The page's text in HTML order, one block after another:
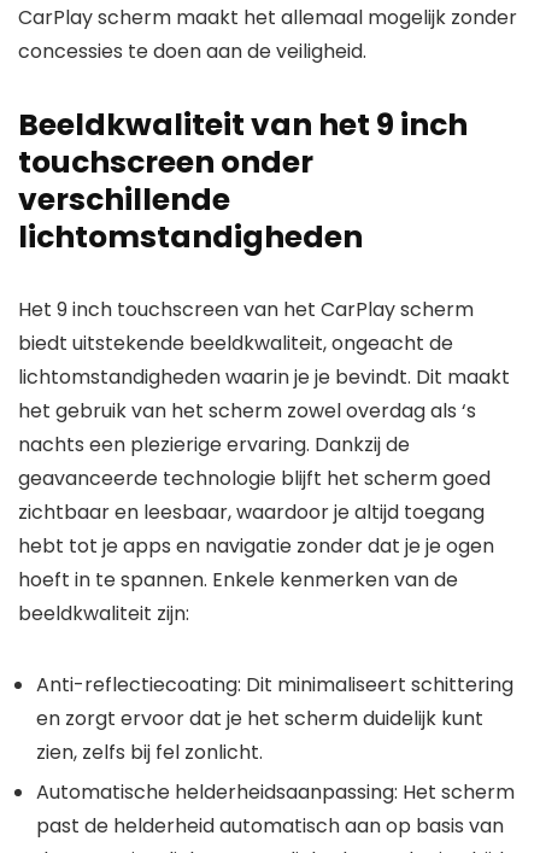
CarPlay scherm maakt het allemaal mogelijk zonder
concessies te doen aan de veiligheid.
Beeldkwaliteit van het 9 inch
touchscreen onder
verschillende
lichtomstandigheden
Het 9 inch touchscreen van het CarPlay scherm
biedt uitstekende beeldkwaliteit, ongeacht de
lichtomstandigheden waarin je je bevindt. Dit maakt
het gebruik van het scherm zowel overdag als ‘s
nachts een plezierige ervaring. Dankzij de
geavanceerde technologie blijft het scherm goed
zichtbaar en leesbaar, waardoor je altijd toegang
hebt tot je apps en navigatie zonder dat je je ogen
hoeft in te spannen. Enkele kenmerken van de
beeldkwaliteit zijn:
Anti-reflectiecoating: Dit minimaliseert schittering
en zorgt ervoor dat je het scherm duidelijk kunt
zien, zelfs bij fel zonlicht.
Automatische helderheidsaanpassing: Het scherm
past de helderheid automatisch aan op basis van